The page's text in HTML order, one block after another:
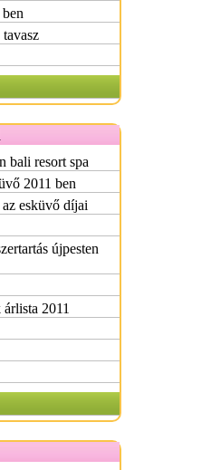
bali resort spa
2011 ben
esküvő díjai
újpesten
2011